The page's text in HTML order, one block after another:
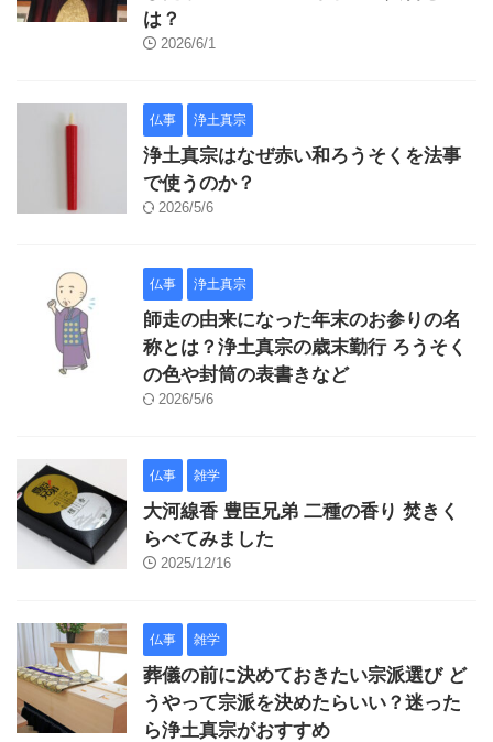
は？
2026/6/1
仏事 浄土真宗
浄土真宗はなぜ赤い和ろうそくを法事
で使うのか？
2026/5/6
仏事 浄土真宗
師走の由来になった年末のお参りの名
称とは？浄土真宗の歳末勤行 ろうそく
の色や封筒の表書きなど
2026/5/6
仏事 雑学
大河線香 豊臣兄弟 二種の香り 焚きく
らべてみました
2025/12/16
仏事 雑学
葬儀の前に決めておきたい宗派選び ど
うやって宗派を決めたらいい？迷った
ら浄土真宗がおすすめ